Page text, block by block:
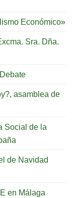
Económico»
Sra. Dña.
asamblea de
Social de la
de Navidad
en Málaga